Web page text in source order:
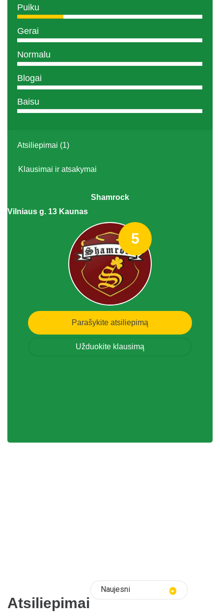
Puiku
Gerai
Normalu
Blogai
Baisu
Atsiliepimai (1)
Klausimai ir atsakymai
Shamrock
Vilniaus g. 13 Kaunas
5
Parašykite atsiliepimą
Užduokite klausimą
Atsiliepimai
Naujesni